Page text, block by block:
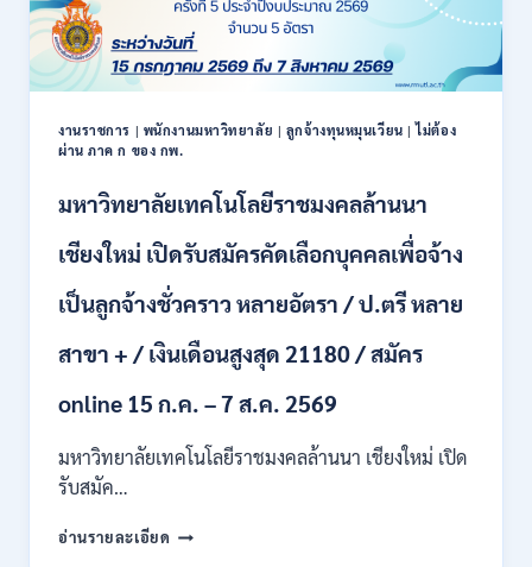
งานราชการ | พนักงานมหาวิทยาลัย | ลูกจ้างทุนหมุนเวียน |ไม่ต้อง
ผ่าน ภาค ก ของ กพ.
มหาวิทยาลัยเทคโนโลยีราชมงคลล้านนา
เชียงใหม่ เปิดรับสมัครคัดเลือกบุคคลเพื่อจ้าง
เป็นลูกจ้างชั่วคราว หลายอัตรา / ป.ตรี หลาย
สาขา + / เงินเดือนสูงสุด 21180 / สมัคร
online 15 ก.ค. – 7 ส.ค. 2569
มหาวิทยาลัยเทคโนโลยีราชมงคลล้านนา เชียงใหม่ เปิด
รับสมัค…
อ่านรายละเอียด มหาวิทยาลัย